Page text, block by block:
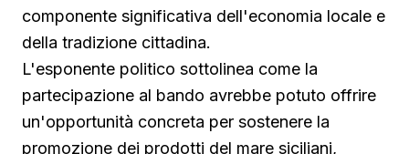
componente significativa dell'economia locale e
della tradizione cittadina.
L'esponente politico sottolinea come la
partecipazione al bando avrebbe potuto offrire
un'opportunità concreta per sostenere la
promozione dei prodotti del mare siciliani,